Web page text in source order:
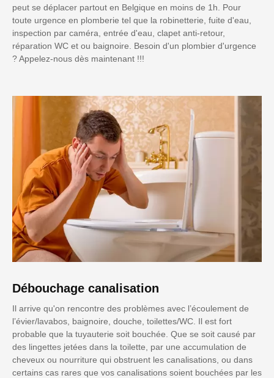
peut se déplacer partout en Belgique en moins de 1h. Pour
toute urgence en plomberie tel que la robinetterie, fuite d'eau,
inspection par caméra, entrée d'eau, clapet anti-retour,
réparation WC et ou baignoire. Besoin d'un plombier d'urgence
? Appelez-nous dès maintenant !!!
Débouchage canalisation
Il arrive qu'on rencontre des problèmes avec l’écoulement de
l’évier/lavabos, baignoire, douche, toilettes/WC. Il est fort
probable que la tuyauterie soit bouchée. Que se soit causé par
des lingettes jetées dans la toilette, par une accumulation de
cheveux ou nourriture qui obstruent les canalisations, ou dans
certains cas rares que vos canalisations soient bouchées par les